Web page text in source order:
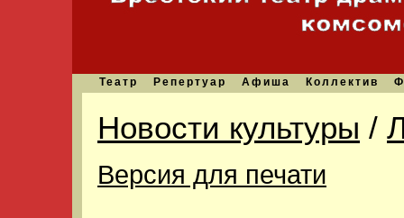
Театр Репертуар Афиша Коллектив
Новости культуры /
Версия для печати